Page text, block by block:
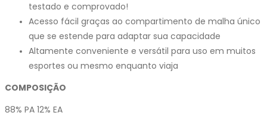
testado e comprovado!
Acesso fácil graças ao compartimento de malha único
que se estende para adaptar sua capacidade
Altamente conveniente e versátil para uso em muitos
esportes ou mesmo enquanto viaja
COMPOSIÇÃO
88% PA 12% EA